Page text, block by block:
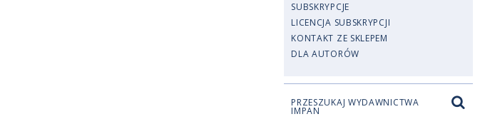
SUBSKRYPCJE
LICENCJA SUBSKRYPCJI
KONTAKT ZE SKLEPEM
DLA AUTORÓW
PRZESZUKAJ WYDAWNICTWA
IMPAN